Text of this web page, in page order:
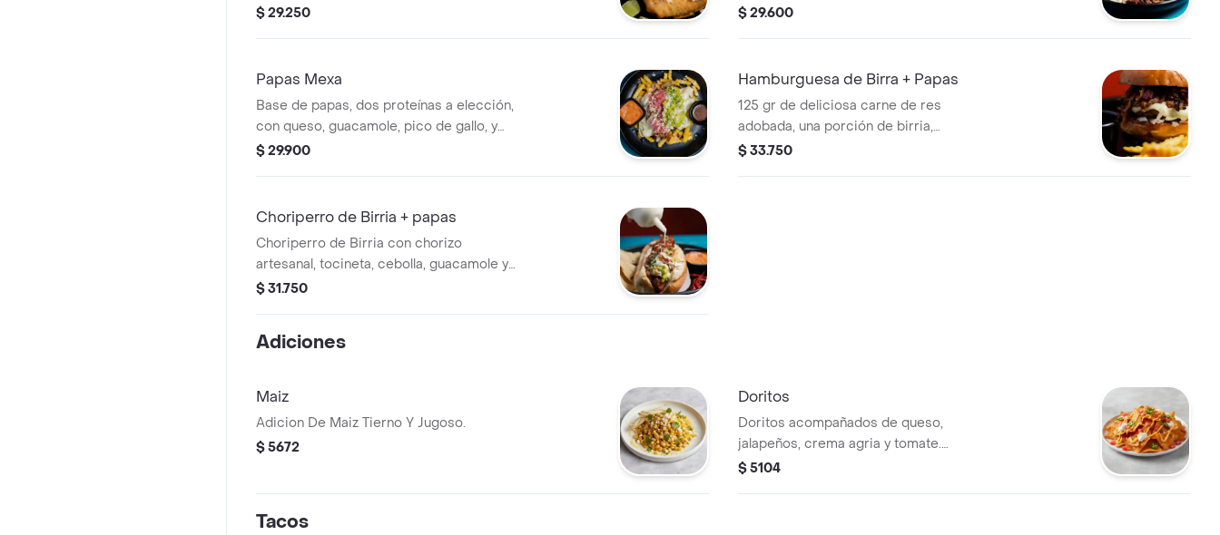
proteína de tu elección, queso, con pico
$ 29.250
exquisita capa de queso derretido
$ 29.600
Papas Mexa
Base de papas, dos proteínas a elección,
con queso, guacamole, pico de gallo, y
crema.
$ 29.900
Hamburguesa de Birra + Papas
125 gr de deliciosa carne de res
adobada, una porción de birria,
mermelada de tocineta, queso y salsa de
$ 33.750
Choriperro de Birria + papas
Choriperro de Birria con chorizo
artesanal, tocineta, cebolla, guacamole y
crema en pan, acompañado de papas.
$ 31.750
Adiciones
Maiz
Adicion De Maiz Tierno Y Jugoso.
$ 5672
Doritos
Doritos acompañados de queso,
jalapeños, crema agria y tomate.
Perfectos para compartir.
$ 5104
Tacos